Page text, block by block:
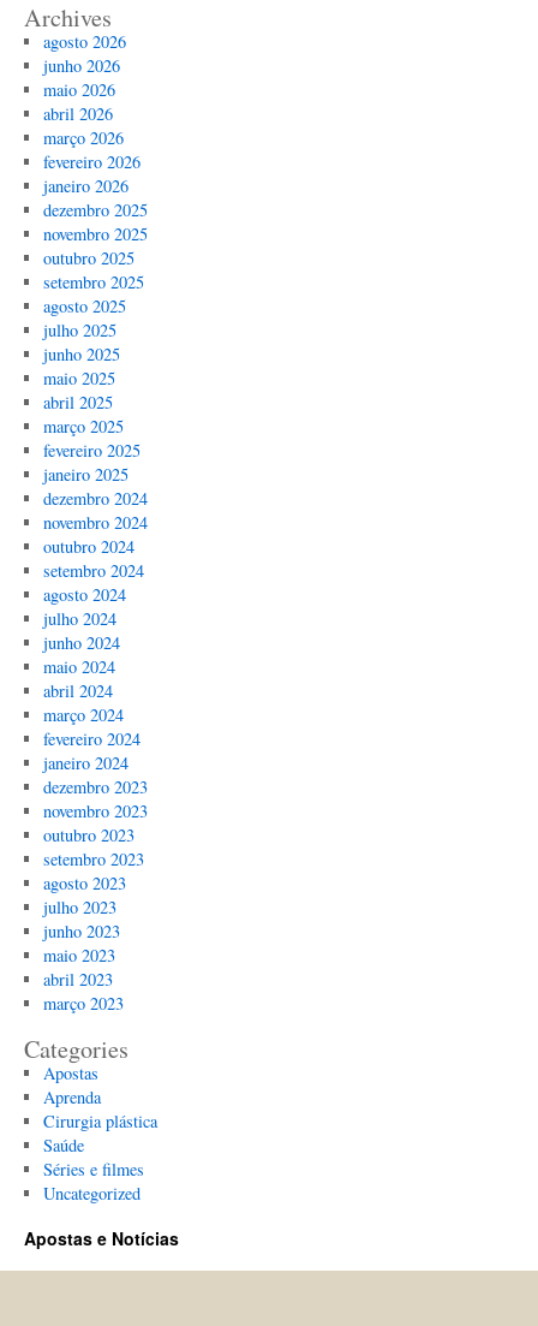
Archives
agosto 2026
junho 2026
maio 2026
abril 2026
março 2026
fevereiro 2026
janeiro 2026
dezembro 2025
novembro 2025
outubro 2025
setembro 2025
agosto 2025
julho 2025
junho 2025
maio 2025
abril 2025
março 2025
fevereiro 2025
janeiro 2025
dezembro 2024
novembro 2024
outubro 2024
setembro 2024
agosto 2024
julho 2024
junho 2024
maio 2024
abril 2024
março 2024
fevereiro 2024
janeiro 2024
dezembro 2023
novembro 2023
outubro 2023
setembro 2023
agosto 2023
julho 2023
junho 2023
maio 2023
abril 2023
março 2023
Categories
Apostas
Aprenda
Cirurgia plástica
Saúde
Séries e filmes
Uncategorized
Apostas e Notícias